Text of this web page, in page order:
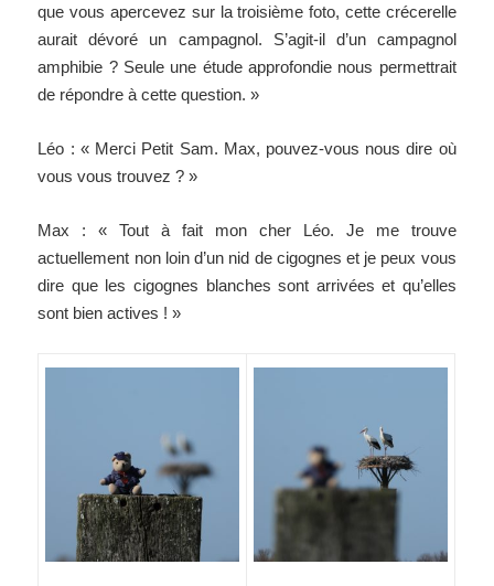
que vous apercevez sur la troisième foto, cette crécerelle
aurait dévoré un campagnol. S’agit-il d’un campagnol
amphibie ? Seule une étude approfondie nous permettrait
de répondre à cette question. »
Léo : « Merci Petit Sam. Max, pouvez-vous nous dire où
vous vous trouvez ? »
Max : « Tout à fait mon cher Léo. Je me trouve
actuellement non loin d’un nid de cigognes et je peux vous
dire que les cigognes blanches sont arrivées et qu’elles
sont bien actives ! »